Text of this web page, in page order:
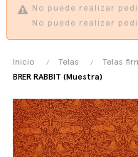
No puede realizar
No puede realizar
Inicio Telas
Telas
BRER RABBIT (Muestra)